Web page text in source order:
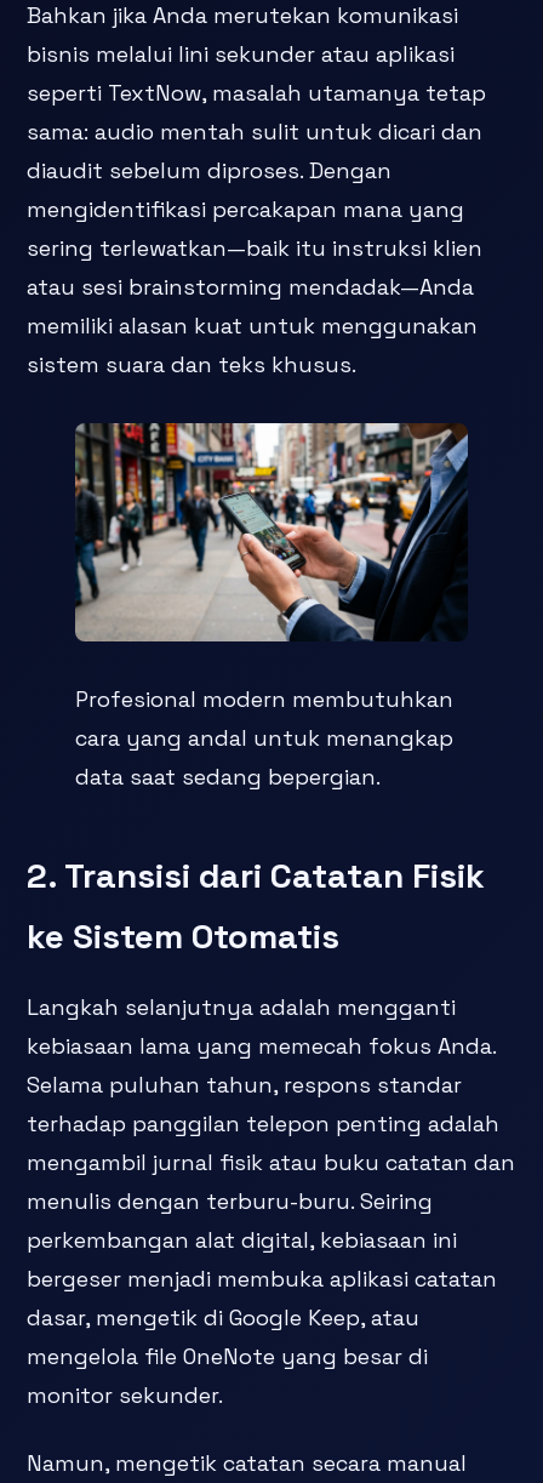
Bahkan jika Anda merutekan komunikasi
bisnis melalui lini sekunder atau aplikasi
seperti TextNow, masalah utamanya tetap
sama: audio mentah sulit untuk dicari dan
diaudit sebelum diproses. Dengan
mengidentifikasi percakapan mana yang
sering terlewatkan—baik itu instruksi klien
atau sesi brainstorming mendadak—Anda
memiliki alasan kuat untuk menggunakan
sistem suara dan teks khusus.
Profesional modern membutuhkan
cara yang andal untuk menangkap
data saat sedang bepergian.
2. Transisi dari Catatan Fisik
ke Sistem Otomatis
Langkah selanjutnya adalah mengganti
kebiasaan lama yang memecah fokus Anda.
Selama puluhan tahun, respons standar
terhadap panggilan telepon penting adalah
mengambil jurnal fisik atau buku catatan dan
menulis dengan terburu-buru. Seiring
perkembangan alat digital, kebiasaan ini
bergeser menjadi membuka aplikasi catatan
dasar, mengetik di Google Keep, atau
mengelola file OneNote yang besar di
monitor sekunder.
Namun, mengetik catatan secara manual